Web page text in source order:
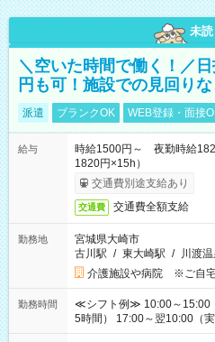
未読
＼空いた時間で働く！／
円も可！施設での見回り
派遣 ブランクOK WEB登録・面接
給与
時給1500円～ 夜勤時給
1820円×15h）
交通費別途支給あり
交通費 交通費全額支給
勤務地
宮城県大崎市
古川駅 / 東大崎駅 / 川渡
介護施設や病院 ※ご自宅
勤務時間
≪シフト例≫ 10:00～15:00
5時間） 17:00～翌10:00（実働15時間
働く時間は調整できます！